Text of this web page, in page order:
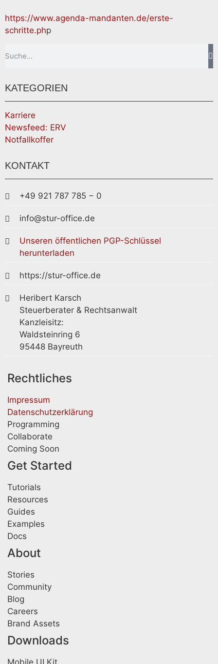
https://www.agenda-mandanten.de/erste-
schritte.php
KATEGORIEN
Karriere
Newsfeed: ERV
Notfallkoffer
KONTAKT
+49 921 787 785 − 0
info@stur-office.de
Unseren öffentlichen PGP-Schlüssel
herunterladen
https://stur-office.de
Heribert Karsch
Steuerberater & Rechtsanwalt
Kanzleisitz:
Waldsteinring 6
95448 Bayreuth
Rechtliches
Impressum
Datenschutzerklärung
Programming
Collaborate
Coming Soon
Get Started
Tutorials
Resources
Guides
Examples
Docs
About
Stories
Community
Blog
Careers
Brand Assets
Downloads
Mobile UI Kit